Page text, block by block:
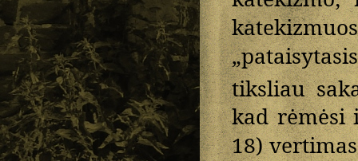
tiksliau
kad rėmėsi
18)